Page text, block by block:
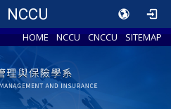
NCCU
HOME NCCU CNCCU SITEMAP